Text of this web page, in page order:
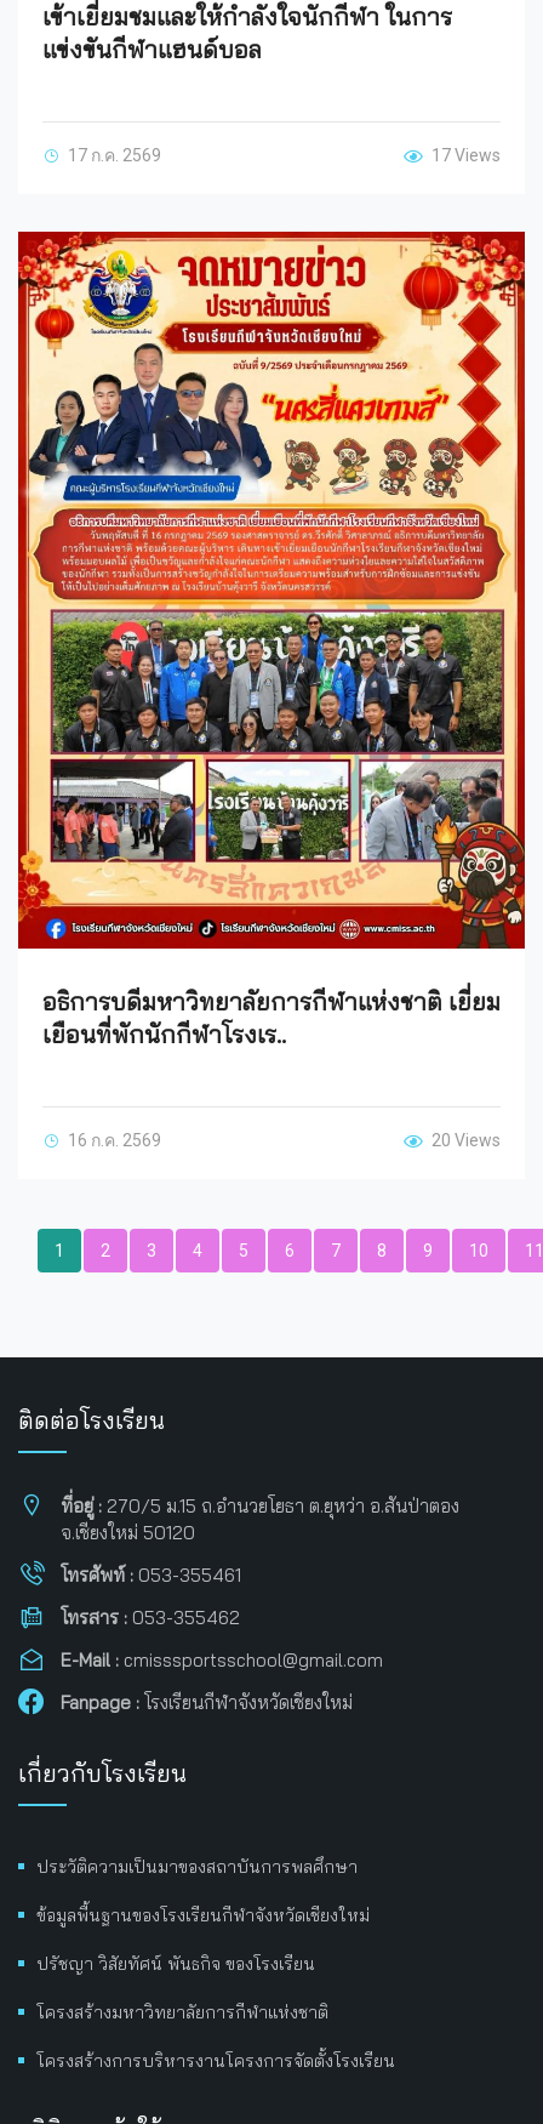
เข้าเยี่ยมชมและให้กำลังใจนักกีฬา ในการ
แข่งขันกีฬาแฮนด์บอล
17 ก.ค. 2569 17 Views
อธิการบดีมหาวิทยาลัยการกีฬาแห่งชาติ เยี่ยม
เยือนที่พักนักกีฬาโรงเร..
16 ก.ค. 2569 20 Views
1 2 3 4 5 6 7 8 9 10 11
ติดต่อโรงเรียน
ที่อยู่ : 270/5 ม.15 ถ.อำนวยโยธา ต.ยุหว่า อ.สันป่าตอง
จ.เชียงใหม่ 50120
โทรศัพท์ : 053-355461
โทรสาร : 053-355462
E-Mail : cmisssportsschool@gmail.com
Fanpage : โรงเรียนกีฬาจังหวัดเชียงใหม่
เกี่ยวกับโรงเรียน
ประวัติความเป็นมาของสถาบันการพลศึกษา
ข้อมูลพื้นฐานของโรงเรียนกีฬาจังหวัดเชียงใหม่
ปรัชญา วิสัยทัศน์ พันธกิจ ของโรงเรียน
โครงสร้างมหาวิทยาลัยการกีฬาแห่งชาติ
โครงสร้างการบริหารงานโครงการจัดตั้งโรงเรียน